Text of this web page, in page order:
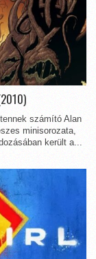
számító Alan
minisorozata,
került a...